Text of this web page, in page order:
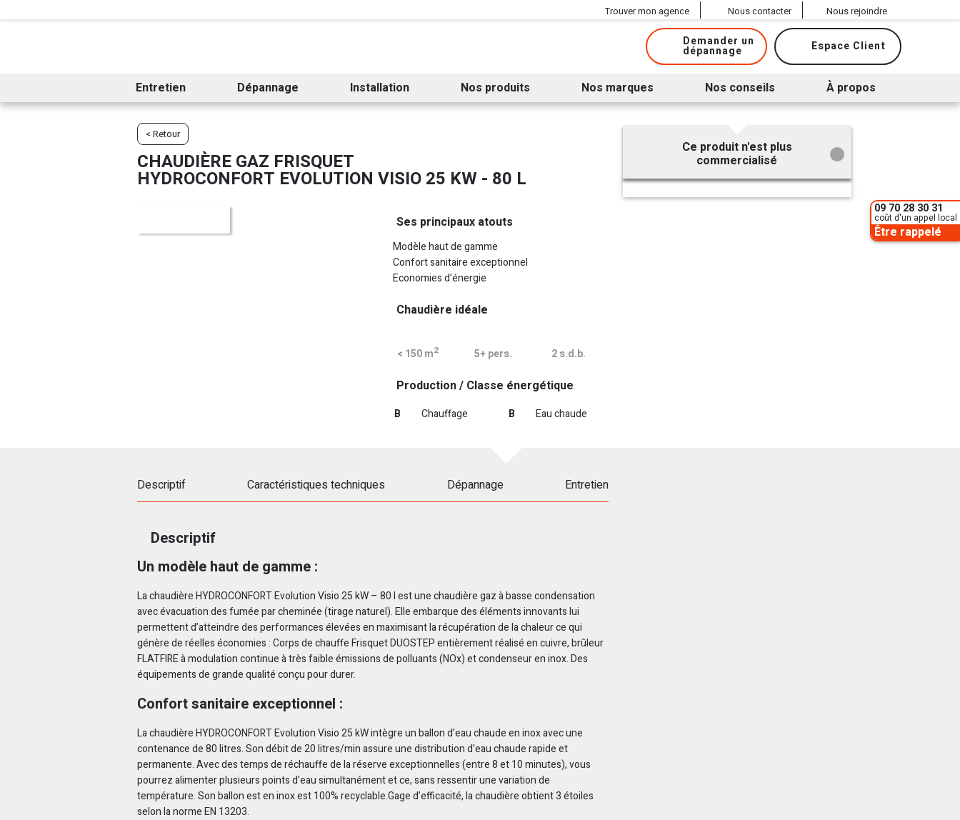
Trouver mon agence Nous contacter Nous rejoindre
Demander un
dépannage Espace Client
Entretien Dépannage Installation Nos produits Nos marques Nos conseils À propos
< Retour
CHAUDIÈRE GAZ FRISQUET
HYDROCONFORT EVOLUTION VISIO 25 KW - 80 L
Ce produit n'est plus
commercialisé
Ses principaux atouts
Modèle haut de gamme
Confort sanitaire exceptionnel
Economies d’énergie
Chaudière idéale
< 150 m2 5+ pers. 2 s.d.b.
Production / Classe énergétique
B Chauffage B Eau chaude
Descriptif Caractéristiques techniques Dépannage Entretien
Descriptif
Un modèle haut de gamme :
La chaudière HYDROCONFORT Evolution Visio 25 kW – 80 l est une chaudière gaz à basse condensation
avec évacuation des fumée par cheminée (tirage naturel). Elle embarque des éléments innovants lui
permettent d’atteindre des performances élevées en maximisant la récupération de la chaleur ce qui
génère de réelles économies : Corps de chauffe Frisquet DUOSTEP entièrement réalisé en cuivre, brûleur
FLATFIRE à modulation continue à très faible émissions de polluants (NOx) et condenseur en inox. Des
équipements de grande qualité conçu pour durer.
Confort sanitaire exceptionnel :
La chaudière HYDROCONFORT Evolution Visio 25 kW intègre un ballon d’eau chaude en inox avec une
contenance de 80 litres. Son débit de 20 litres/min assure une distribution d’eau chaude rapide et
permanente. Avec des temps de réchauffe de la réserve exceptionnelles (entre 8 et 10 minutes), vous
pourrez alimenter plusieurs points d’eau simultanément et ce, sans ressentir une variation de
température. Son ballon est en inox est 100% recyclable.Gage d’efficacité, la chaudière obtient 3 étoiles
selon la norme EN 13203.
09 70 28 30 31
coût d'un appel local
Être rappelé